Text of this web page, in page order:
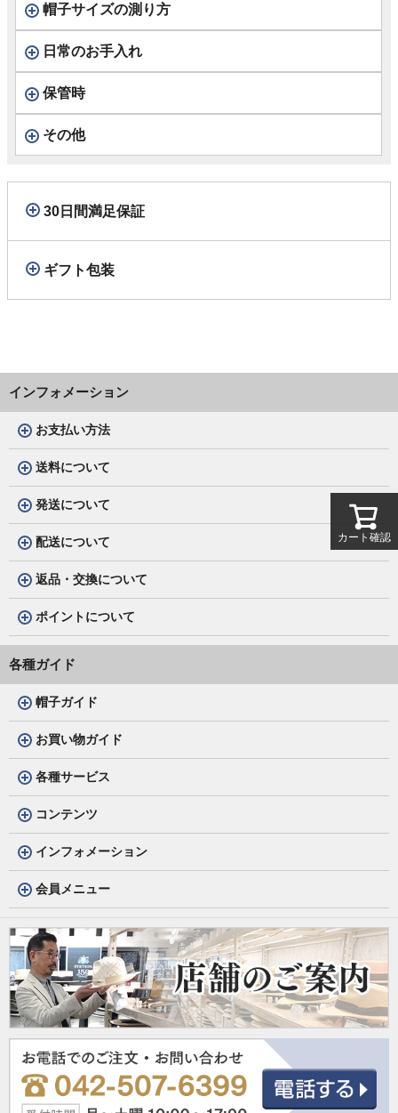
帽子サイズの測り方
日常のお手入れ
保管時
その他
30日間満足保証
ギフト包装
インフォメーション
お支払い方法
送料について
発送について
配送について
返品・交換について
ポイントについて
各種ガイド
帽子ガイド
お買い物ガイド
各種サービス
コンテンツ
インフォメーション
会員メニュー
カート確認